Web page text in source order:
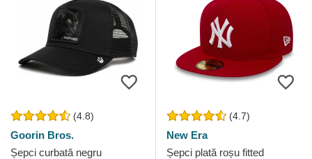
(4.8)
Goorin Bros.
Șepci curbată negru
(4.7)
New Era
Șepci plată roșu fitted